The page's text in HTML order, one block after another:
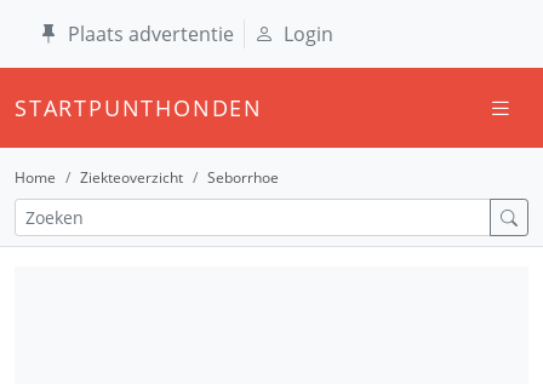
Plaats advertentie Login
STARTPUNTHONDEN
Home Ziekteoverzicht Seborrhoe